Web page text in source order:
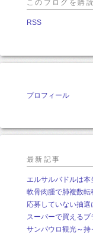
このブログを購
RSS
プロフィール
最新記事
エルサルバドルは
軟骨肉腫で肺複数
応募していない抽
スーパーで買える
サンパウロ観光～持